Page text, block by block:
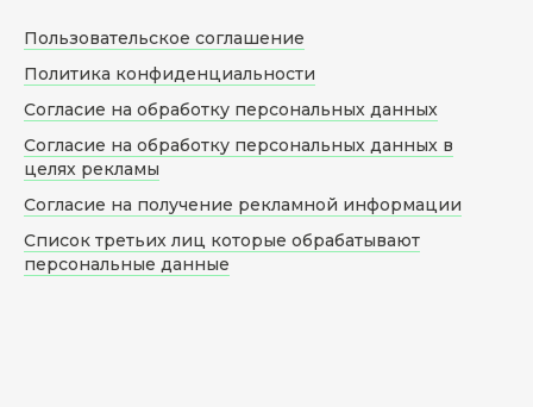
Пользовательское соглашение
Политика конфиденциальности
Согласие на обработку персональных данных
Согласие на обработку персональных данных в
целях рекламы
Согласие на получение рекламной информации
Список третьих лиц которые обрабатывают
персональные данные